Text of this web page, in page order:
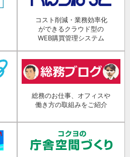
コスト削減・業務効率化
ができるクラウド型の
WEB購買管理システム
総務のお仕事、オフィスや
働き方の取組みをご紹介